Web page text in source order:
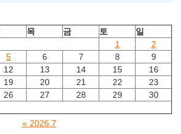
목 금 토
일
1
2
5 6 7 8
9
12 13 14 15
16
19 20 21 22
23
26 27 28 29
30
« 2026.7